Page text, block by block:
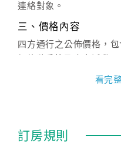
連絡對象。
三、價格內容
四方通行之公佈價格，
價」之當日價格為標準。
話方式異動訂單。
看完
訂房規則